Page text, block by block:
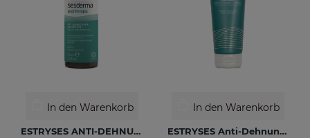
In den Warenkorb
ESTRYSES ANTI-DEHNUNGSSTREIFEN-SERUM FORTE 50 ML
In den Warenkorb
ESTRYSES Anti-Dehnungsstreifen-Creme